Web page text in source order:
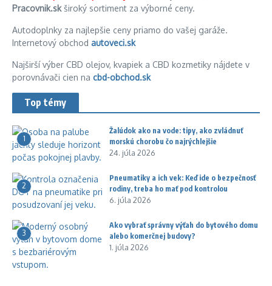
Pracovnik.skširoký sortiment za výborné ceny.
Autodoplnky za najlepšie ceny priamo do vašej garáže.
Internetový obchod autoveci.sk
Najširší výber CBD olejov, kvapiek a CBD kozmetiky nájdete v
porovnávači cien na cbd-obchod.sk
Top témy
1
Žalúdok ako na vode: tipy, ako zvládnuť
morskú chorobu čo najrýchlejšie
24. júla 2026
2
Pneumatiky a ich vek: Keď ide o bezpečnosť
rodiny, treba ho mať pod kontrolou
6. júla 2026
3
Ako vybrať správny výťah do bytového domu
alebo komerčnej budovy?
1. júla 2026